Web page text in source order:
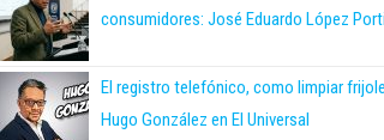
consumidores: José Eduardo López
El registro telefónico, como limpiar
Hugo González en El Universal